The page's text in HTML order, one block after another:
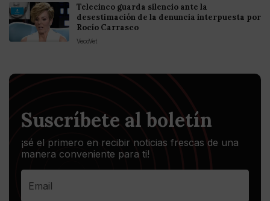
Telecinco guarda silencio ante la
desestimación de la denuncia interpuesta por
Rocío Carrasco
VecoVet
Suscríbete al boletín
¡sé el primero en recibir noticias frescas de una
manera conveniente para ti!